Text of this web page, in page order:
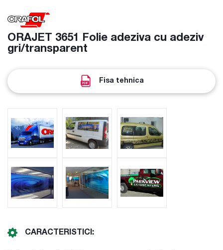
ORAJET 3651 Folie adeziva cu adeziv
gri/transparent
Fisa tehnica
CARACTERISTICI: